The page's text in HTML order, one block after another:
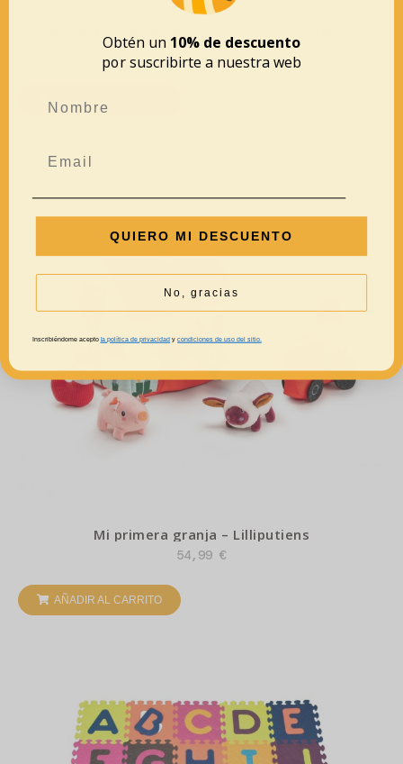
Panel de actividades, sweet cocoon – Janod
49,99
AÑADIR AL CARRITO
Mi primera granja – Lilliputiens
54,99 €
AÑADIR AL CARRITO
Obtén un 10% de descuento
por suscribirte a nuestra web
QUIERO MI DESCUENTO
No, gracias
Inscribiéndome acepto la política de privacidad ycondiciones de uso del sitio.